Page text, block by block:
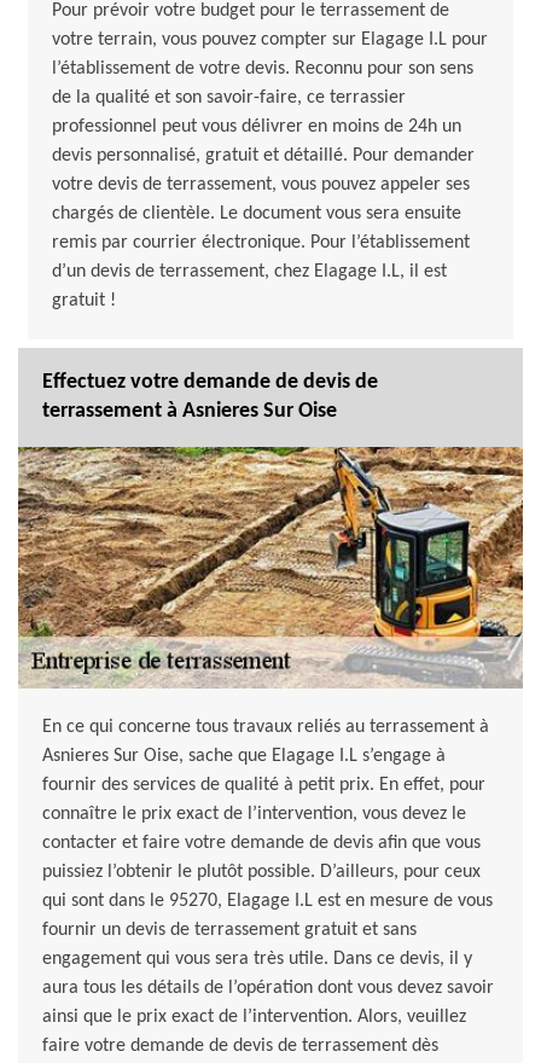
Pour prévoir votre budget pour le terrassement de
votre terrain, vous pouvez compter sur Elagage I.L pour
l’établissement de votre devis. Reconnu pour son sens
de la qualité et son savoir-faire, ce terrassier
professionnel peut vous délivrer en moins de 24h un
devis personnalisé, gratuit et détaillé. Pour demander
votre devis de terrassement, vous pouvez appeler ses
chargés de clientèle. Le document vous sera ensuite
remis par courrier électronique. Pour l’établissement
d’un devis de terrassement, chez Elagage I.L, il est
gratuit !
Effectuez votre demande de devis de
terrassement à Asnieres Sur Oise
En ce qui concerne tous travaux reliés au terrassement à
Asnieres Sur Oise, sache que Elagage I.L s’engage à
fournir des services de qualité à petit prix. En effet, pour
connaître le prix exact de l’intervention, vous devez le
contacter et faire votre demande de devis afin que vous
puissiez l’obtenir le plutôt possible. D’ailleurs, pour ceux
qui sont dans le 95270, Elagage I.L est en mesure de vous
fournir un devis de terrassement gratuit et sans
engagement qui vous sera très utile. Dans ce devis, il y
aura tous les détails de l’opération dont vous devez savoir
ainsi que le prix exact de l’intervention. Alors, veuillez
faire votre demande de devis de terrassement dès